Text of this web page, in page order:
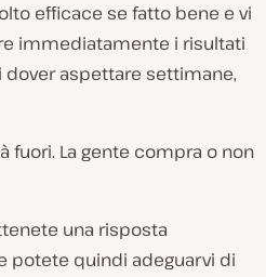
efficace se fatto bene e vi
immediatamente i risultati
dover aspettare settimane,
fuori. La gente compra o non
una risposta
potete quindi adeguarvi di